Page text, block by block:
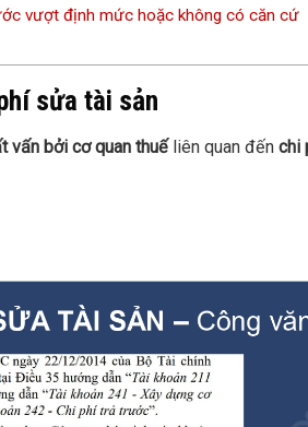
vượt định mức hoặc không có căn cứ
sửa tài sản
vấn bởi cơ quan thuếliên quan đến chi